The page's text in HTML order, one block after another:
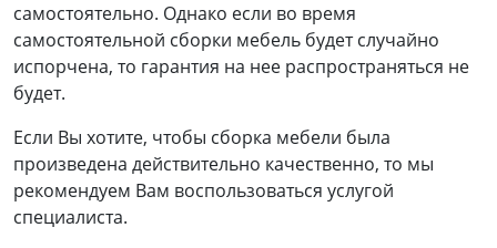
самостоятельно. Однако если во время
самостоятельной сборки мебель будет случайно
испорчена, то гарантия на нее распространяться не
будет.
Если Вы хотите, чтобы сборка мебели была
произведена действительно качественно, то мы
рекомендуем Вам воспользоваться услугой
специалиста.